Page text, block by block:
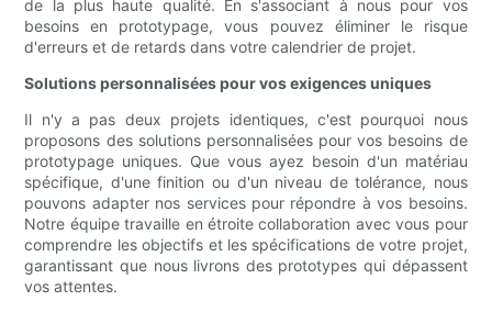
de la plus haute qualité. En s'associant à nous pour vos
besoins en prototypage, vous pouvez éliminer le risque
d'erreurs et de retards dans votre calendrier de projet.
Solutions personnalisées pour vos exigences uniques
Il n'y a pas deux projets identiques, c'est pourquoi nous
proposons des solutions personnalisées pour vos besoins de
prototypage uniques. Que vous ayez besoin d'un matériau
spécifique, d'une finition ou d'un niveau de tolérance, nous
pouvons adapter nos services pour répondre à vos besoins.
Notre équipe travaille en étroite collaboration avec vous pour
comprendre les objectifs et les spécifications de votre projet,
garantissant que nous livrons des prototypes qui dépassent
vos attentes.